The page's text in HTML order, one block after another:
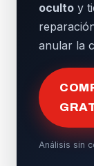
oculto y
anular la
Análisis sin